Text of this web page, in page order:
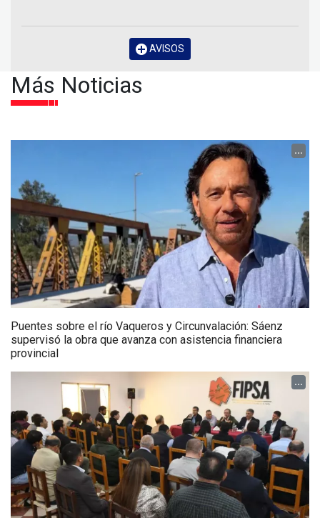
AVISOS
Más Noticias
...
Puentes sobre el río Vaqueros y Circunvalación: Sáenz
supervisó la obra que avanza con asistencia financiera
provincial
...